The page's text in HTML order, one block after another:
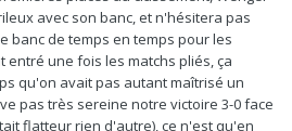
avec son banc, et n'hésitera pas
banc de temps en temps pour les
une fois les matchs pliés, ça
qu'on avait pas autant maîtrisé un
pas très sereine notre victoire 3-0 face
flatteur rien d'autre), ce n'est qu'en